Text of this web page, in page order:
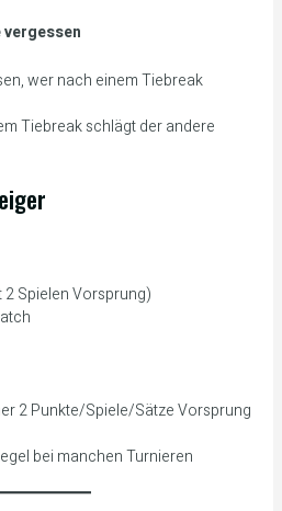
wer nach einem Tiebreak
Tiebreak schlägt der andere
2 Spielen Vorsprung)
2 Punkte/Spiele/Sätze Vorsprung
bei manchen Turnieren